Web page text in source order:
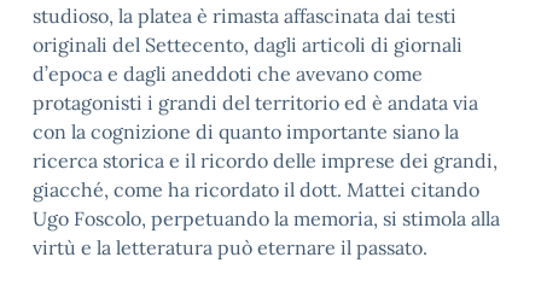
studioso, la platea è rimasta affascinata dai testi
originali del Settecento, dagli articoli di giornali
d’epoca e dagli aneddoti che avevano come
protagonisti i grandi del territorio ed è andata via
con la cognizione di quanto importante siano la
ricerca storica e il ricordo delle imprese dei grandi,
giacché, come ha ricordato il dott. Mattei citando
Ugo Foscolo, perpetuando la memoria, si stimola alla
virtù e la letteratura può eternare il passato.